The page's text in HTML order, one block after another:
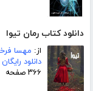
دانلود کتاب رمان تیوا
از: مهسا
دانلود
۳۶۶ صفحه